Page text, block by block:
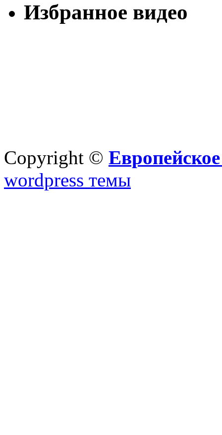
Избранное видео
Copyright ©
wordpress темы